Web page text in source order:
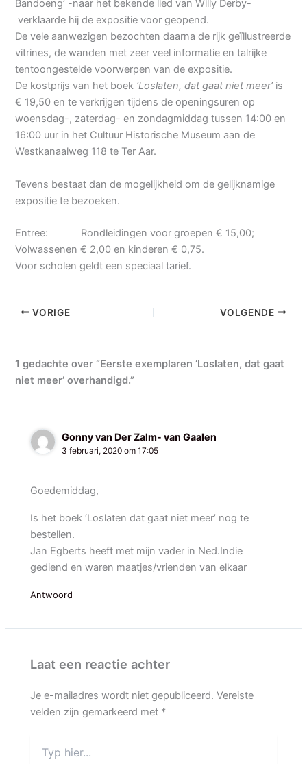
Bandoeng’ -naar het bekende lied van Willy Derby-
verklaarde hij de expositie voor geopend.
De vele aanwezigen bezochten daarna de rijk geïllustreerde
vitrines, de wanden met zeer veel informatie en talrijke
tentoongestelde voorwerpen van de expositie.
De kostprijs van het boek ‘Loslaten, dat gaat niet meer’ is
€ 19,50 en te verkrijgen tijdens de openingsuren op
woensdag-, zaterdag- en zondagmiddag tussen 14:00 en
16:00 uur in het Cultuur Historische Museum aan de
Westkanaalweg 118 te Ter Aar.
Tevens bestaat dan de mogelijkheid om de gelijknamige
expositie te bezoeken.
Entree: Rondleidingen voor groepen € 15,00;
Volwassenen € 2,00 en kinderen € 0,75.
Voor scholen geldt een speciaal tarief.
VORIGE VOLGENDE
1 gedachte over “Eerste exemplaren ‘Loslaten, dat gaat
niet meer’ overhandigd.”
Gonny van Der Zalm- van Gaalen
3 februari, 2020 om 17:05
Goedemiddag,
Is het boek ‘Loslaten dat gaat niet meer’ nog te
bestellen.
Jan Egberts heeft met mijn vader in Ned.Indie
gediend en waren maatjes/vrienden van elkaar
Antwoord
Laat een reactie achter
Je e-mailadres wordt niet gepubliceerd. Vereiste
velden zijn gemarkeerd met *
hier...